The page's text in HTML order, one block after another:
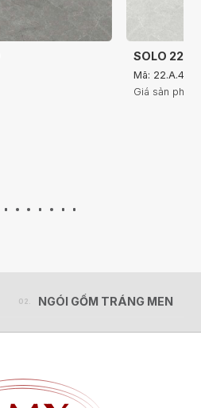
SOLO
Mã:
Giá sản
NGÓI GỐM TRÁNG MEN
NGÓI GỐM TRÁNG MEN